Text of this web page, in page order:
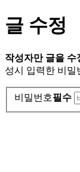
글 수정
작성자만 글을 수
성시 입력한 비밀
비밀번호필수